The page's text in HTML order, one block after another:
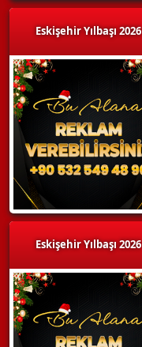
Eskişehir Yılbaşı 2026
Eskişehir Yılbaşı 2026